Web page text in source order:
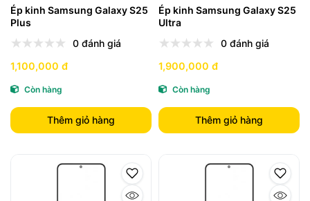
Ép kinh Samsung Galaxy S25
Plus
0 đánh giá
1,100,000 đ
Còn hàng
Thêm giỏ hàng
Ép kinh Samsung Galaxy S25
Ultra
0 đánh giá
1,900,000 đ
Còn hàng
Thêm giỏ hàng